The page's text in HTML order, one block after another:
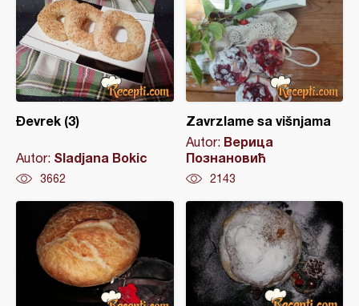
Đevrek (3)
Autor: Sladjana Bokic
3662
Zavrzlame sa višnjama
Autor: Верица
Познановић
2143